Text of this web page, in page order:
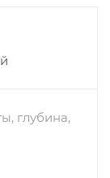
глубина,